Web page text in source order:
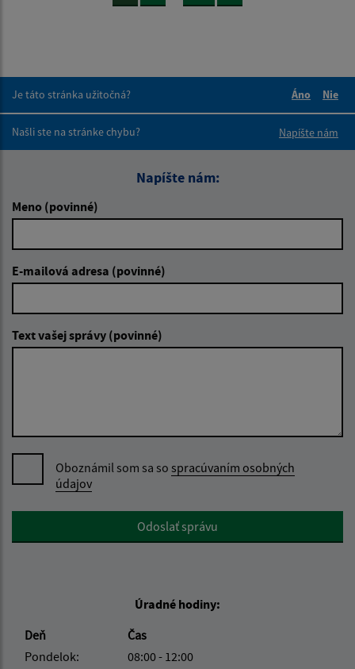
Je táto stránka užitočná?
Áno
Nie
Našli ste na stránke chybu?
Napíšte nám
Napíšte nám:
Meno (povinné)
E-mailová adresa (povinné)
Text vašej správy (povinné)
Oboznámil som sa so spracúvaním osobných
údajov
Google reCaptcha ResponseOdoslať správu
Úradné hodiny:
Deň
Čas
Pondelok:
08:00 - 12:00